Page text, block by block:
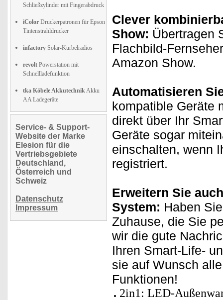
Schließzylinder mit Fingerabdruck
iColor Druckerpatronen für Epson
Tintenstrahldrucker
infactory Solar-Kurbelradios
revolt Powerstation mit
Schnellladefunktion
tka Köbele AkkutechnikAkku
AA Ladegeräte
Service- & Support-
Website der Marke
Elesion für die
Vertriebsgebiete
Deutschland,
Österreich und
Schweiz
Datenschutz
Impressum
Clever
Show: Übertragen
Flachbild-
Amazon Show.
Automatisieren
kompatible Geräte
direkt über Ihr
Geräte sogar
einschalten, wenn
registriert.
Erweitern Sie
System: Haben
Zuhause, die Sie
wir die gute
Ihren Smart-Life-
sie auf Wunsch
Funktionen!
2in1: LED-